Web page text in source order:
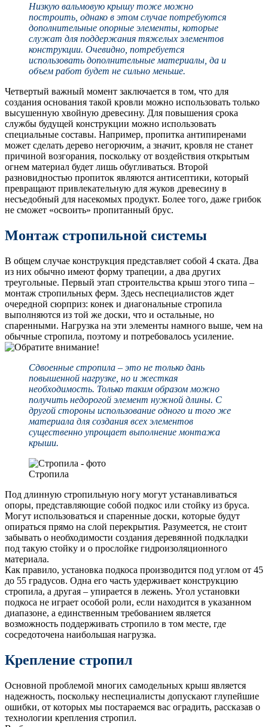
Низкую вальмовую крышу тоже можно
построить, однако в этом случае потребуются
дополнительные опорные элементы, которые
служат для поддержания тяжелых элементов
конструкции. Очевидно, потребуется
использовать дополнительные материалы, да и
объем работ будет не сильно меньше.
Четвертый важный момент заключается в том, что для
создания основания такой кровли можно использовать только
высушенную хвойную древесину. Для повышения срока
службы будущей конструкции можно использовать
специальные составы. Например, пропитка антипиренами
может сделать дерево негорючим, а значит, кровля не станет
причиной возгорания, поскольку от воздействия открытым
огнем материал будет лишь обугливаться. Второй
разновидностью пропиток являются антисептики, который
превращают привлекательную для жуков древесину в
несъедобный для насекомых продукт. Более того, даже грибок
не сможет «освоить» пропитанный брус.
Монтаж стропильной системы
В общем случае конструкция представляет собой 4 ската. Два
из них обычно имеют форму трапеции, а два других
треугольные. Первый этап строительства крыш этого типа –
монтаж стропильных ферм. Здесь неспециалистов ждет
очередной сюрприз: конек и диагональные стропила
выполняются из той же доски, что и остальные, но
спаренными. Нагрузка на эти элементы намного выше, чем на
обычные стропила, поэтому и потребовалось усиление.
Сдвоенные стропила – это не только дань
повышенной нагрузке, но и жесткая
необходимость. Только таким образом можно
получить недорогой элемент нужной длины. С
другой стороны использование одного и того же
материала для создания всех элементов
существенно упрощает выполнение монтажа
крыши.
Стропила
Под длинную стропильную ногу могут устанавливаться
опоры, представляющие собой подкос или стойку из бруса.
Могут использоваться и спаренные доски, которые будут
опираться прямо на слой перекрытия. Разумеется, не стоит
забывать о необходимости создания деревянной подкладки
под такую стойку и о прослойке гидроизоляционного
материала.
Как правило, установка подкоса производится под углом от 45
до 55 градусов. Одна его часть удерживает конструкцию
стропила, а другая – упирается в лежень. Угол установки
подкоса не играет особой роли, если находится в указанном
диапазоне, а единственным требованием является
возможность поддерживать стропило в том месте, где
сосредоточена наибольшая нагрузка.
Крепление стропил
Основной проблемой многих самодельных крыш является
надежность, поскольку неспециалисты допускают глупейшие
ошибки, от которых мы постараемся вас оградить, рассказав о
технологии крепления стропил.